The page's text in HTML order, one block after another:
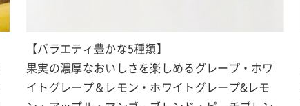
【バラエティ豊かな5種類】
果実の濃厚なおいしさを楽しめるグレープ・ホワ
イトグレープ＆レモン・ホワイトグレープ&レモ